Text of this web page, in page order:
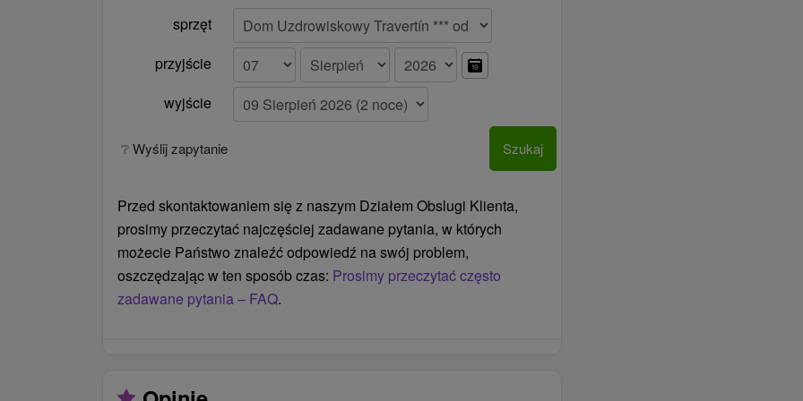
sprzęt
przyjście
wyjście
❔ Wyślij zapytanie Szukaj
Przed skontaktowaniem się z naszym Działem Obslugi Klienta,
prosimy przeczytać najczęściej zadawane pytania, w których
możecie Państwo znaleźć odpowiedź na swój problem,
oszczędzając w ten sposób czas: Prosimy przeczytać często
zadawane pytania – FAQ.